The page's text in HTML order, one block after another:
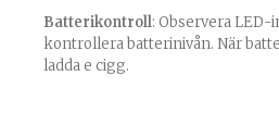
Batterikontroll: Observera
kontrollera batterinivån. När
ladda e cigg.